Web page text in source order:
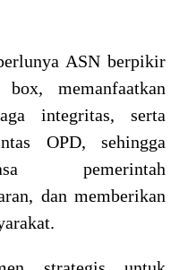
ASN berpikir
memanfaatkan
integritas, serta
OPD, sehingga
pemerintah
dan memberikan